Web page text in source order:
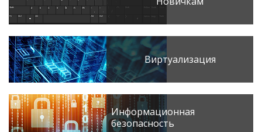
Виртуализация
Информационная
безопасность